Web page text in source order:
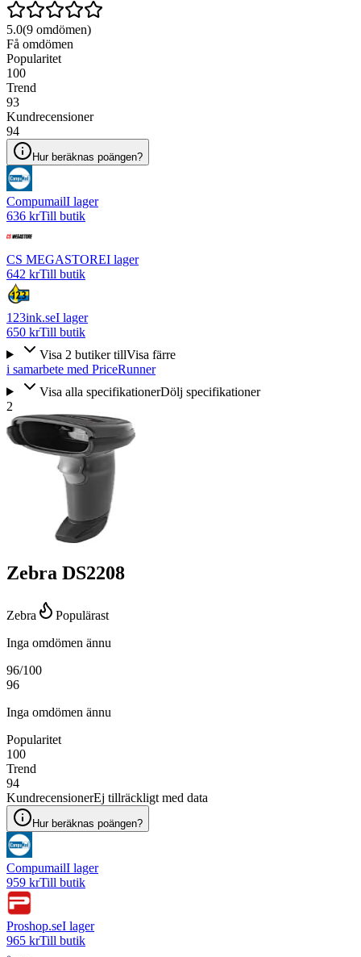
5.0(9 omdömen)
Få omdömen
Popularitet
100
Trend
93
Kundrecensioner
94
Hur beräknas poängen?
CompumailI lager
636 krTill butik
CS MEGASTOREI lager
642 krTill butik
123ink.seI lager
650 krTill butik
Visa 2 butiker tillVisa färre
i samarbete med PriceRunner
Visa alla specifikationerDölj specifikationer
2
Zebra DS2208
Zebra
Populärast
Inga omdömen ännu
96/100
96
Inga omdömen ännu
Popularitet
100
Trend
94
KundrecensionerEj tillräckligt med data
Hur beräknas poängen?
CompumailI lager
959 krTill butik
Proshop.seI lager
965 krTill butik